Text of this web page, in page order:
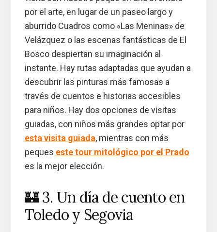
por el arte, en lugar de un paseo largo y
aburrido Cuadros como «Las Meninas» de
Velázquez o las escenas fantásticas de El
Bosco despiertan su imaginación al
instante. Hay rutas adaptadas que ayudan a
descubrir las pinturas más famosas a
través de cuentos e historias accesibles
para niños. Hay dos opciones de visitas
guiadas, con niños más grandes optar por
esta visita guiada, mientras con más
peques este tour mitológico por el Prado
es la mejor elección.
🏰 3. Un día de cuento en
Toledo y Segovia